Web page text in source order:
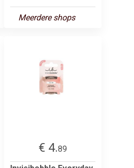
Meerdere shops
€ 4.89